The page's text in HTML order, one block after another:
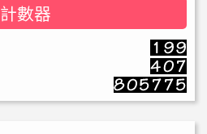
計數器